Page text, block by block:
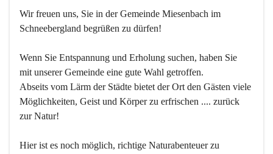
Wir freuen uns, Sie in der Gemeinde Miesenbach im
Schneebergland begrüßen zu dürfen!
Wenn Sie Entspannung und Erholung suchen, haben Sie
mit unserer Gemeinde eine gute Wahl getroffen.
Abseits vom Lärm der Städte bietet der Ort den Gästen viele
Möglichkeiten, Geist und Körper zu erfrischen .... zurück
zur Natur!
Hier ist es noch möglich, richtige Naturabenteuer zu